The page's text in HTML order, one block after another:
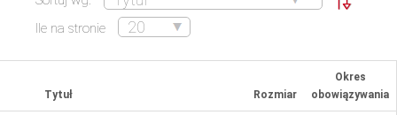
Ile na stronie
Tytuł Rozmiar
Okres
obowiązywania